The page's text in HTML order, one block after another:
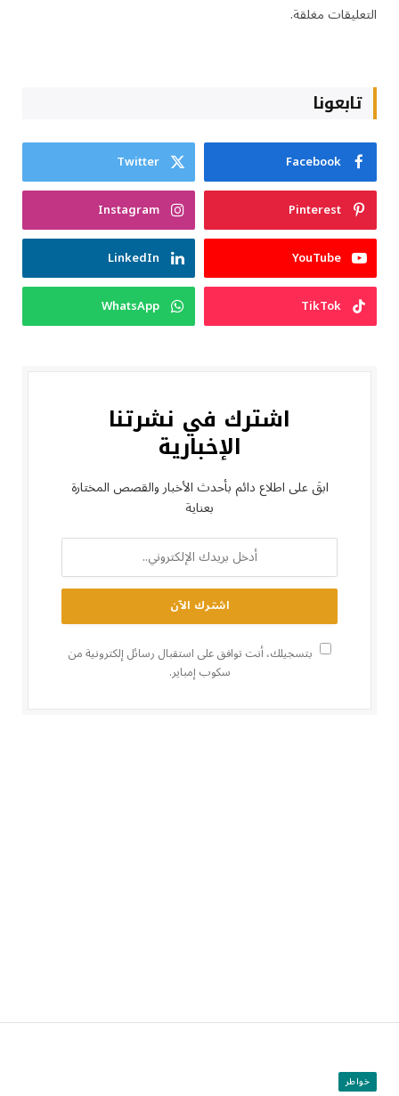
التعليقات مغلقة.
تابعونا
Facebook
Twitter
Pinterest
Instagram
YouTube
LinkedIn
TikTok
WhatsApp
اشترك في نشرتنا
الإخبارية
ابقَ على اطلاع دائم بأحدث الأخبار والقصص المختارة
بعناية
بتسجيلك، أنت توافق على استقبال رسائل إلكترونية من
سكوب إمباير.
خواطر